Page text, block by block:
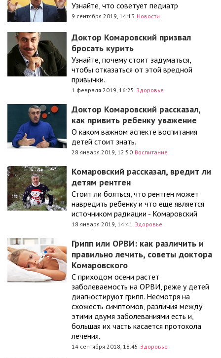
Узнайте, что советует педиатр
9 сентября 2019, 14:13 Новости
Доктор Комаровский призвал
бросать курить
Узнайте, почему стоит задуматься,
чтобы отказаться от этой вредной
привычки.
1 февраля 2019, 16:25 Здоровье
Доктор Комаровский рассказал,
как привить ребенку уважение
О каком важном аспекте воспитания
детей стоит знать.
28 января 2019, 12:50 Воспитание
Комаровский рассказал, вредит ли
детям рентген
Стоит ли бояться, что рентген может
навредить ребенку и что еще является
источником радиации - Комаровский
18 января 2019, 14:41 Здоровье
Грипп или ОРВИ: как различить и
правильно лечить, советы доктора
Комаровского
С приходом осени растет
заболеваемость на ОРВИ, реже у детей
диагностируют грипп. Несмотря на
схожесть симптомов, различия между
этими двумя заболеваниями есть и,
большая их часть касается протокола
лечения.
14 сентября 2018, 18:45 Здоровье